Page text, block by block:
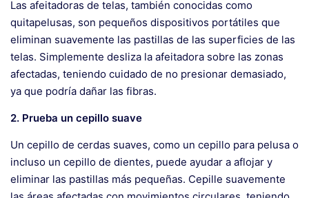
Las afeitadoras de telas, también conocidas como
quitapelusas, son pequeños dispositivos portátiles que
eliminan suavemente las pastillas de las superficies de las
telas. Simplemente desliza la afeitadora sobre las zonas
afectadas, teniendo cuidado de no presionar demasiado,
ya que podría dañar las fibras.
2. Prueba un cepillo suave
Un cepillo de cerdas suaves, como un cepillo para pelusa o
incluso un cepillo de dientes, puede ayudar a aflojar y
eliminar las pastillas más pequeñas. Cepille suavemente